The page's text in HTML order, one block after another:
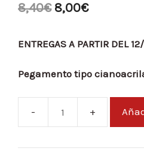
8,40€ 8,00€
ENTREGAS A PARTIR DEL
Pegamento tipo
IONIC
en